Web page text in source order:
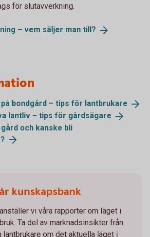
för slutavverkning.
– vem säljer man till?
bondgård – tips för lantbrukare
lantliv – tips för gårdsägare
och kanske bli
kunskapsbank
vi våra rapporter om läget i
Ta del av marknadsinsikter från
lantbrukare om det aktuella läget i